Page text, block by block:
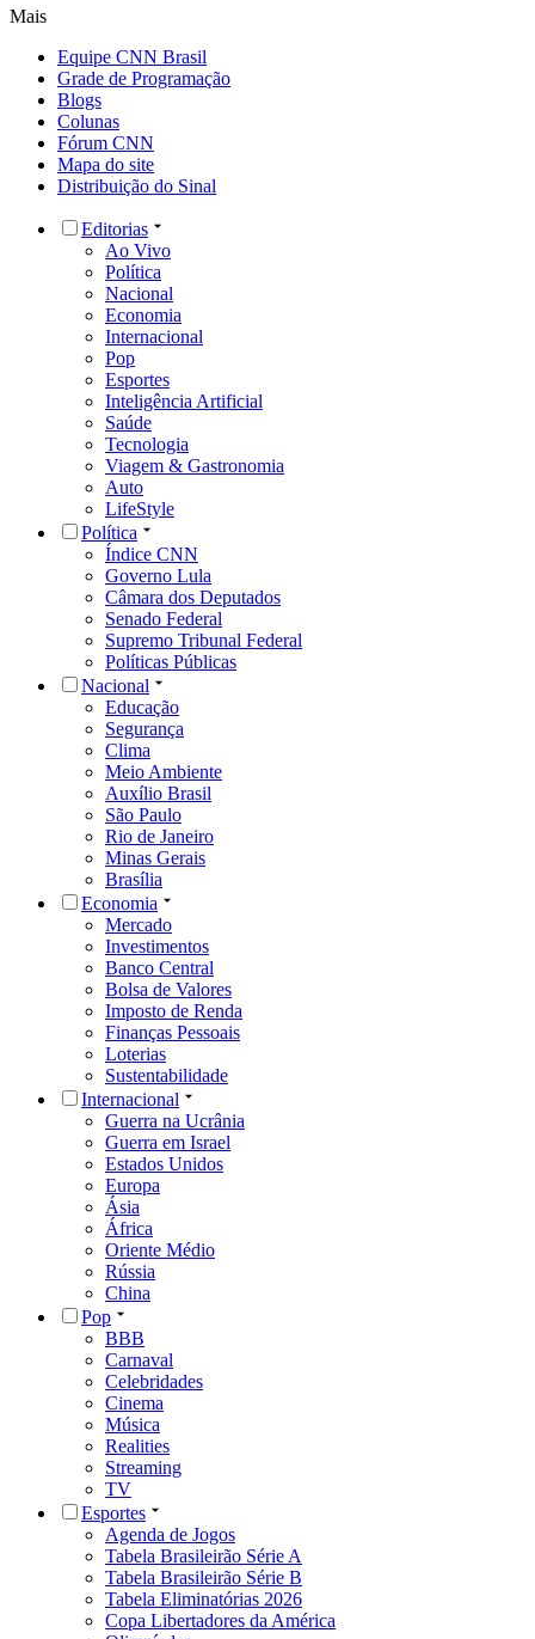
Mais
Equipe CNN Brasil
Grade de Programação
Blogs
Colunas
Fórum CNN
Mapa do site
Distribuição do Sinal
Editorias
Ao Vivo
Política
Nacional
Economia
Internacional
Pop
Esportes
Inteligência Artificial
Saúde
Tecnologia
Viagem & Gastronomia
Auto
LifeStyle
Política
Índice CNN
Governo Lula
Câmara dos Deputados
Senado Federal
Supremo Tribunal Federal
Políticas Públicas
Nacional
Educação
Segurança
Clima
Meio Ambiente
Auxílio Brasil
São Paulo
Rio de Janeiro
Minas Gerais
Brasília
Economia
Mercado
Investimentos
Banco Central
Bolsa de Valores
Imposto de Renda
Finanças Pessoais
Loterias
Sustentabilidade
Internacional
Guerra na Ucrânia
Guerra em Israel
Estados Unidos
Europa
Ásia
África
Oriente Médio
Rússia
China
Pop
BBB
Carnaval
Celebridades
Cinema
Música
Realities
Streaming
TV
Esportes
Agenda de Jogos
Tabela Brasileirão Série A
Tabela Brasileirão Série B
Tabela Eliminatórias 2026
Copa Libertadores da América